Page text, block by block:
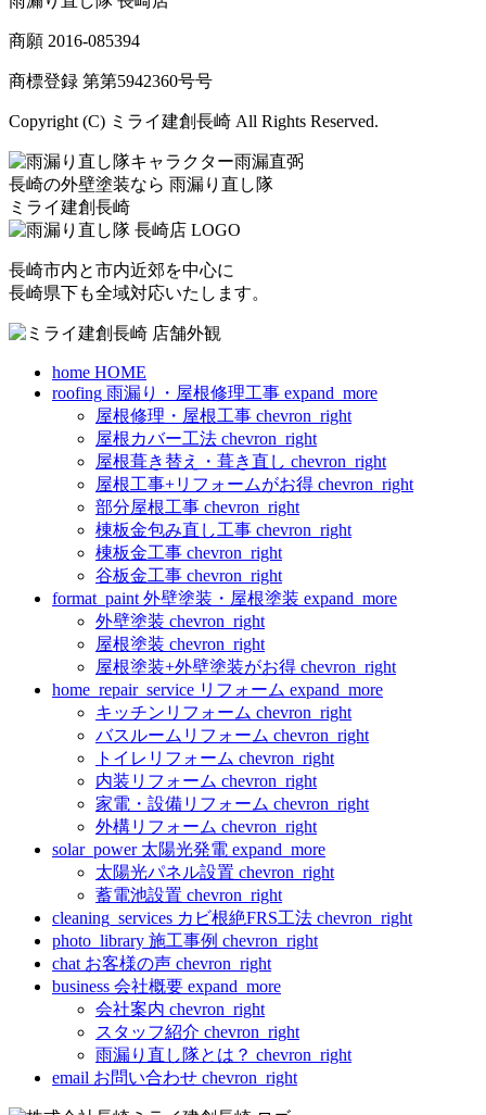
商願 2016-085394
商標登録 第第5942360号号
Copyright (C) ミライ建創長崎 All Rights Reserved.
長崎の外壁塗装なら 雨漏り直し隊
ミライ建創長崎
長崎市内と市内近郊を中心に
長崎県下も全域対応いたします。
home HOME
roofing 雨漏り・屋根修理工事 expand_more
屋根修理・屋根工事 chevron_right
屋根カバー工法 chevron_right
屋根葺き替え・葺き直し chevron_right
屋根工事+リフォームがお得 chevron_right
部分屋根工事 chevron_right
棟板金包み直し工事 chevron_right
棟板金工事 chevron_right
谷板金工事 chevron_right
format_paint 外壁塗装・屋根塗装 expand_more
外壁塗装 chevron_right
屋根塗装 chevron_right
屋根塗装+外壁塗装がお得 chevron_right
home_repair_service リフォーム expand_more
キッチンリフォーム chevron_right
バスルームリフォーム chevron_right
トイレリフォーム chevron_right
内装リフォーム chevron_right
家電・設備リフォーム chevron_right
外構リフォーム chevron_right
solar_power 太陽光発電 expand_more
太陽光パネル設置 chevron_right
蓄電池設置 chevron_right
cleaning_services カビ根絶FRS工法 chevron_right
photo_library 施工事例 chevron_right
chat お客様の声 chevron_right
business 会社概要 expand_more
会社案内 chevron_right
スタッフ紹介 chevron_right
雨漏り直し隊とは？ chevron_right
email お問い合わせ chevron_right